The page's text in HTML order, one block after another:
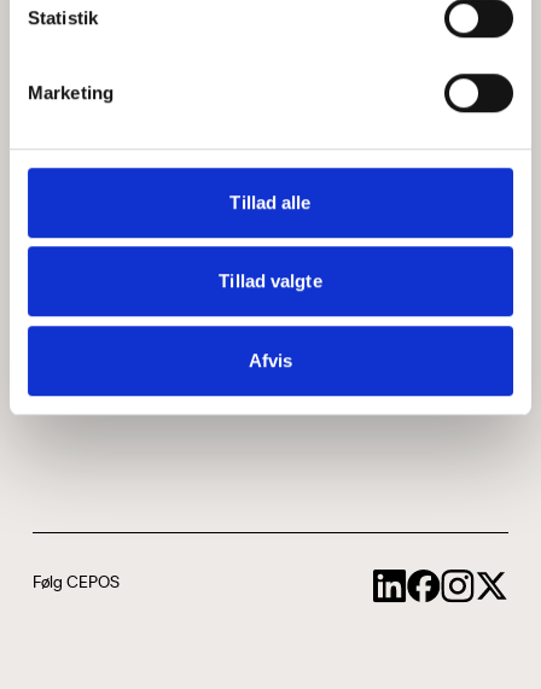
Statistik
Marketing
Tillad alle
Tillad valgte
Afvis
Hvem er CEPOS
Medarbejdere
ABCepos
Podcast
Følg CEPOS